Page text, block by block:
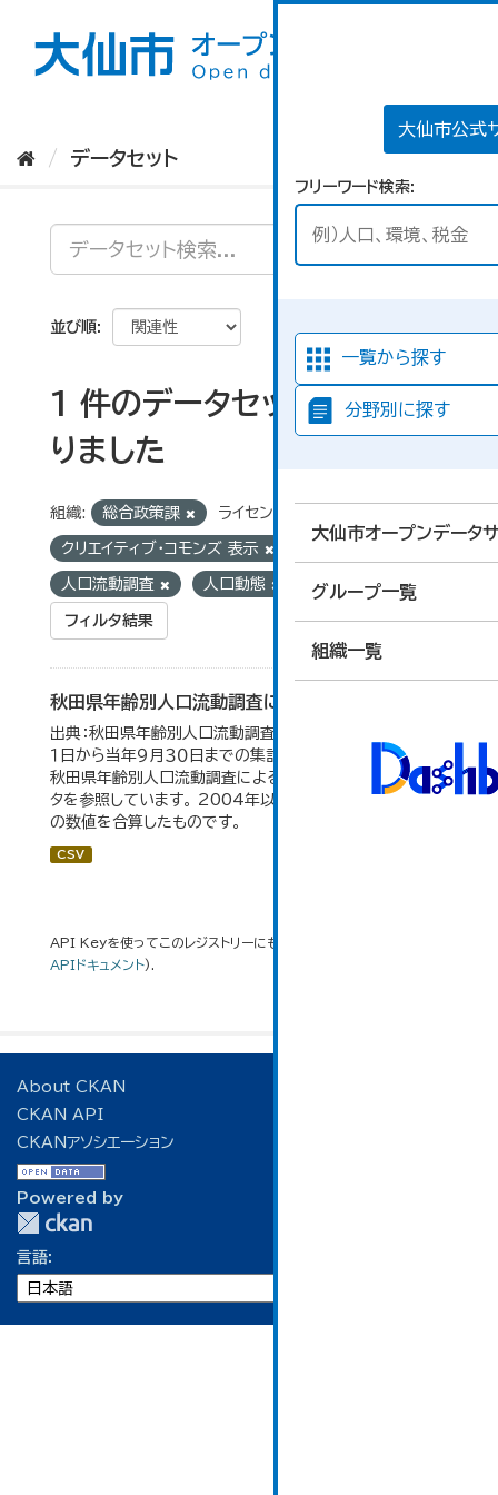
大仙市公式
フリーワード検索
一覧から探す
分野別に探す
大仙市オープンデータ
グループ一覧
組織一覧
データセット
並び順
1 件のデータセットが見つか
りました
組織: 総合政策課 ライセンス:
クリエイティブ・コモンズ 表示
人口流動調査 人口動態
フィルタ結果
秋田県年齢別人口流動調査による人口動態の推移
出典：秋田県年齢別人口流動調査。 各年ともに、前年１０月
１日から当年９月３０日までの集計。 大仙市の統計「2-10
秋田県年齢別人口流動調査による人口動態の推移」のデー
タを参照しています。 2004年以前の数値は合併前市町村
の数値を合算したものです。
CSV
API Keyを使ってこのレジストリーにもアクセス可能です
APIドキュメント).
About CKAN
CKAN API
CKANアソシエーション
Powered by
言語